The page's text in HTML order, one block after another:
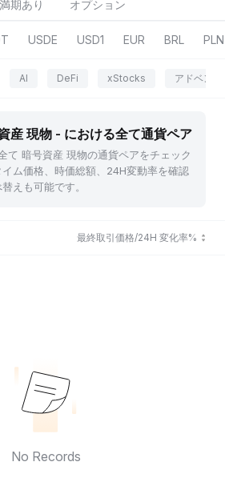
満期あり オプション
USDE USD1 EUR BRL PLN
AI DeFi xStocks アドベン
産 現物 - における全て通貨ペア
て 暗号資産 現物の通貨ペアをチェック
ム価格、時価総額、24H変動率を確認
えも可能です。
最終取引価格/24H 変化率%
No Records